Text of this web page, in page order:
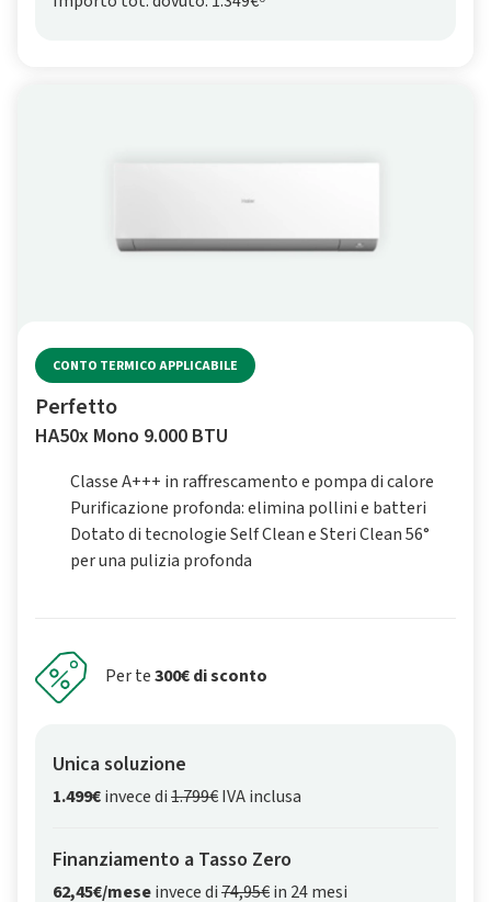
CONTO TERMICO APPLICABILE
Perfetto
HA50x Mono 9.000 BTU
Classe A+++ in raffrescamento e pompa di calore
Purificazione profonda: elimina pollini e batteri
Dotato di tecnologie Self Clean e Steri Clean 56°
per una pulizia profonda
Per te300€ di sconto
Unica soluzione
1.499€invece di1.799€IVA inclusa
Finanziamento a Tasso Zero
62,45€/meseinvece di74,95€in 24 mesi